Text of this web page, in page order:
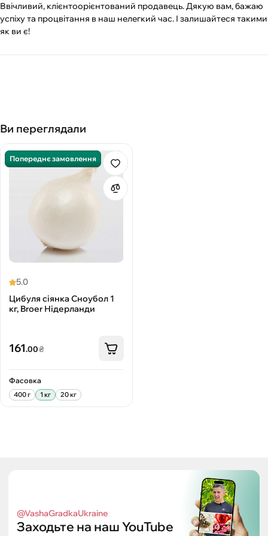
Ввічливий, клієнтоорієнтований продавець. Дякую вам, бажаю
успіху та процвітання в наш нелегкий час. І залишайтеся такими
як ви є!
Ви переглядали
Попереднє замовлення
5.0
Цибуля сіянка Сноубол 1
кг, Broer Нідерланди
161.00₴
Фасовка
400 г 1 кг 20 кг
@VashaGradkaUkraine
Заходьте на наш YouTube